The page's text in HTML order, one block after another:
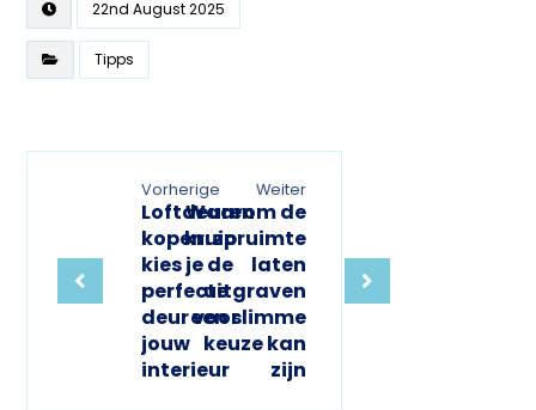
22nd August 2025
Tipps
Vorherige
Loftdeuren
kopen: zo
kies je de
perfecte
deur voor
jouw
interieur
Weiter
Waarom de
kruipruimte
laten
uitgraven
een slimme
keuze kan
zijn